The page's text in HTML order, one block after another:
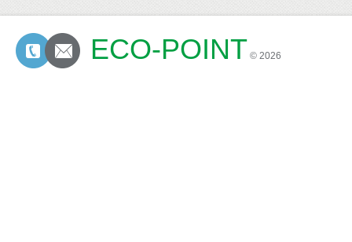
CONTACTS
ECO-POINT © 2026